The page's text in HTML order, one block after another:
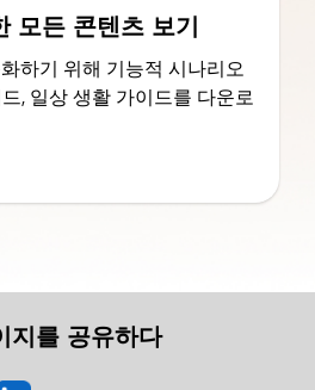
모든 콘텐츠 보기
하기 위해 기능적 시나리오
, 일상 생활 가이드를 다운로
지를 공유하다